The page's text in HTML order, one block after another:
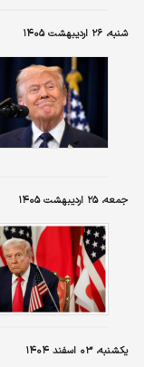
شنبه، ۲۶ اردیبهشت ۱۴۰۵
جمعه، ۲۵ اردیبهشت ۱۴۰۵
یکشنبه، ۰۳ اسفند ۱۴۰۴